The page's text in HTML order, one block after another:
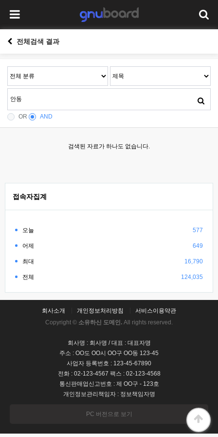
전체검색 결과
OR AND
검색된 자료가 하나도 없습니다.
접속자집계
오늘 577
어제 649
최대 16,790
전체 124,035
회사소개 개인정보처리방침
서비스이용약관
Copyright © 소유하신 도메인. All rights reserved.
회사명 : 회사명 / 대표 : 대표자명
주소 : OO도 OO시 OO구 OO동 123-45
사업자 등록번호 : 123-45-67890
전화 : 02-123-4567 팩스 : 02-123-4568
통신판매업신고번호 : 제 OO구 - 123호
개인정보관리책임자 : 정보책임자명
PC 버전으로 보기